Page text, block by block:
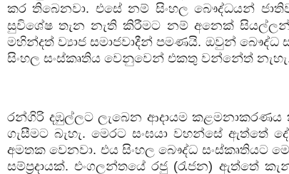
කර තිබෙනවා. එසේ නම් සිංහල බෞද්ධයන්
සුවිශේෂ තැන නැති කිරීමට නම් අනෙක්
මහින්දත් ව්‍යාජ සමාජවාදීන් පමණයි. ඔවුන්
සිංහල සංස්කෘතිය වෙනුවෙන් එකතු වන්නේත්
රන්ගිරි දඹුල්ලට ලැබෙන ආදායම
ගැසීමට බැහැ. මෙරට සංඝයා වහන්සේ
අමතක වෙනවා. එය සිංහල බෞද්ධ සංස්කෘතියට
සම්ප්‍රදායක්. එංගලන්තයේ රජු (රැජන) ඇත්තේ